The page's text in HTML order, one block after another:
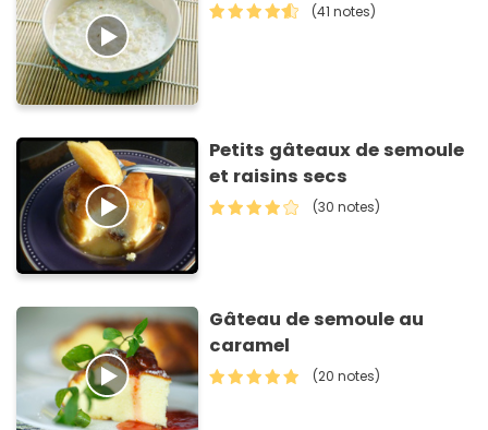
(41 notes)
Petits gâteaux de semoule
et raisins secs
(30 notes)
Gâteau de semoule au
caramel
(20 notes)